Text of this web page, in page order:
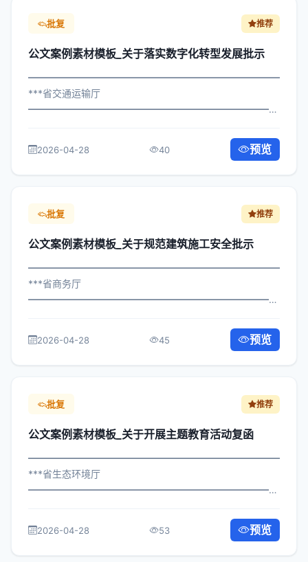
批复 推荐
公文案例素材模板_关于落实数字化转型发展批示
***省交通运输厅
构： 为深入贯彻落实习近平总书记...
2026-04-28 40 预览
批复 推荐
公文案例素材模板_关于规范建筑施工安全批示
***省商务厅
关于规范建筑施工安全批示管理制...
2026-04-28 45 预览
批复 推荐
公文案例素材模板_关于开展主题教育活动复函
***省生态环境厅
构： 为深入贯彻落实习近平总书记关...
2026-04-28 53 预览